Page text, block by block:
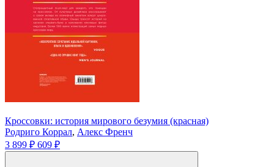
Кроссовки: история мирового безумия (красная)
Родриго Коррал, Алекс Френч
3 899 ₽ 609 ₽